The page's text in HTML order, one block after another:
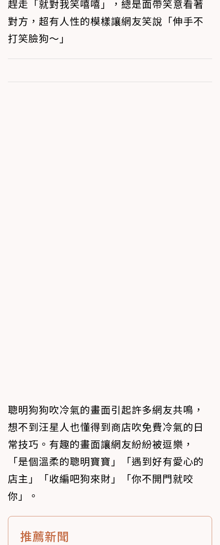
趕走「就對我笑嘻嘻」，總是面帶笑意看著
對方，超有人性的模樣讓網友笑說「伸手不
打笑臉狗～」
聰明狗狗吹冷氣的畫面引起許多網友共鳴，
想不到汪星人也懂得到商店吹免費冷氣的日
常技巧。有趣的畫面讓網友紛紛被逗樂，
「是個溫柔的聰明寶寶」「遇到好有愛心的
店主」「收編吧狗來財」「你不開門就咬
你」。
推薦新聞